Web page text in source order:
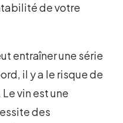
de votre
entraîner une série
il y a le risque de
vin est une
des